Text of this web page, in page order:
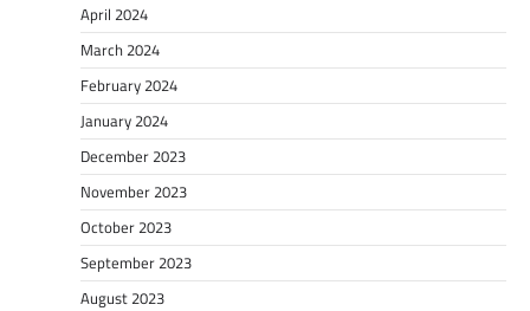
April 2024
March 2024
February 2024
January 2024
December 2023
November 2023
October 2023
September 2023
August 2023